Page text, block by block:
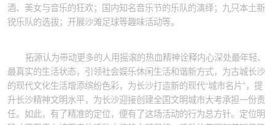
酒、美女与音乐的狂欢；国内知名音乐节的乐队的演绎；九只本土新
锐乐队的选拔；开展沙滩足球等趣味活动等。
拓源认为带动更多的人用摇滚的热血精神诠释内心深处最年轻、
最真实的生活状态，引领社会娱乐休闲生活和谐新方式，为古城长沙
的现代文化生活增添缤纷色彩，为长沙打造新的现代“城市名片”，提
升长沙精神文明水平，为长沙迎接创建全国文明城市大考承担一份责
任。如此，有了精准的定位，便有了这场活动的行为总方针。定位明